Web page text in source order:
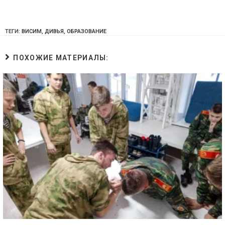
ТЕГИ: ВИСИМ, ДИВЬЯ, ОБРАЗОВАНИЕ
ПОХОЖИЕ МАТЕРИАЛЫ: